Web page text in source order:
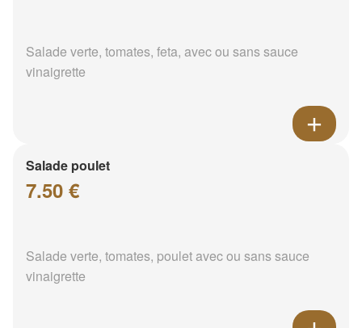
Salade verte, tomates, feta, avec ou sans sauce
vinaigrette
Salade poulet
7.50 €
Salade verte, tomates, poulet avec ou sans sauce
vinaigrette